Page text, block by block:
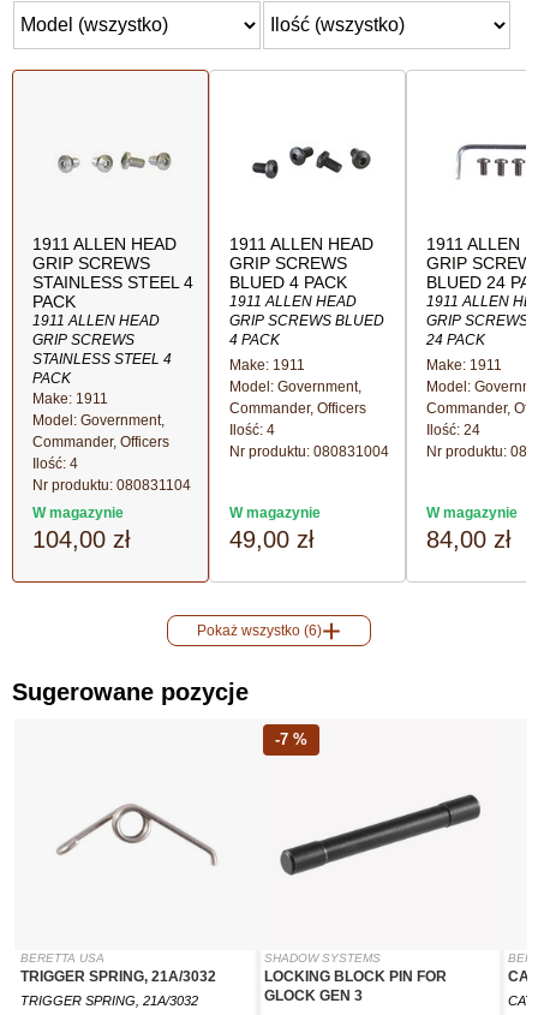
1911 ALLEN HEAD
GRIP SCREWS
STAINLESS STEEL 4
PACK
1911 ALLEN HEAD
GRIP SCREWS
STAINLESS STEEL 4
PACK
Make: 1911
Model: Government,
Commander, Officers
Ilość: 4
Nr produktu: 080831104
W magazynie
104,00 zł
1911 ALLEN HEAD
GRIP SCREWS
BLUED 4 PACK
1911 ALLEN HEAD
GRIP SCREWS BLUED
4 PACK
Make: 1911
Model: Government,
Commander, Officers
Ilość: 4
Nr produktu: 080831004
W magazynie
49,00 zł
1911 ALLEN
GRIP
BLUED 24
1911 ALLEN
GRIP SCREWS
24 PACK
Make: 1911
Model:
Commander,
Ilość: 24
Nr produktu:
W magazynie
84,00 zł
Pokaż wszystko (6)
Sugerowane pozycje
BERETTA USA
TRIGGER SPRING, 21A/3032
TRIGGER SPRING, 21A/3032
-7 %
SHADOW SYSTEMS
LOCKING BLOCK PIN FOR
GLOCK GEN 3